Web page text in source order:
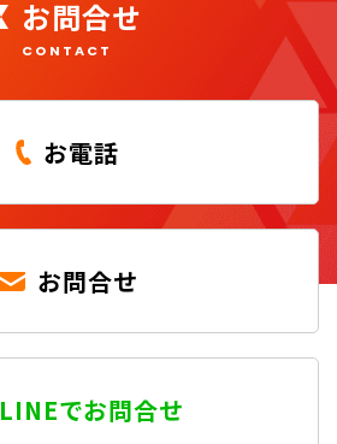
お問合せ
CONTACT
お電話
お問合せ
LINEでお問合せ